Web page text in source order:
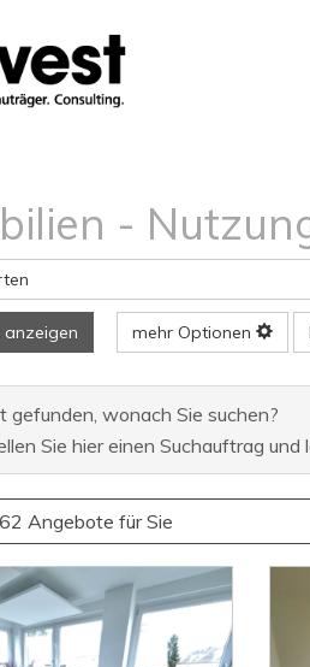
-
anzeigen mehr Optionen
gefunden, wonach Sie suchen?
Sie hier einen Suchauftrag
Angebote für Sie